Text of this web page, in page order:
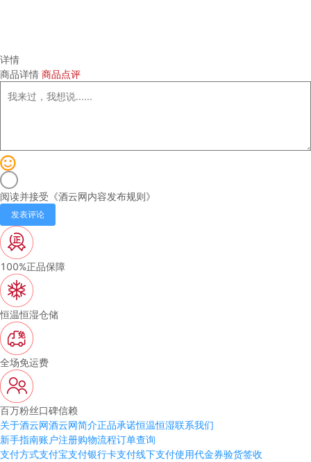
详情
商品详情 商品点评
阅读并接受《酒云网内容发布规则》
发表评论
100%正品保障
恒温恒湿仓储
全场免运费
百万粉丝口碑信赖
关于酒云网酒云网简介正品承诺恒温恒湿联系我们
新手指南账户注册购物流程订单查询
支付方式支付宝支付银行卡支付线下支付使用代金券验货签收